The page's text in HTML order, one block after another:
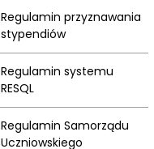
Regulamin przyznawania
stypendiów
Regulamin systemu
RESQL
Regulamin Samorządu
Uczniowskiego